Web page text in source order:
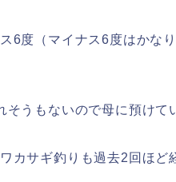
6度（マイナス6度はかな
そうもないので母に預けて
カサギ釣りも過去2回ほど